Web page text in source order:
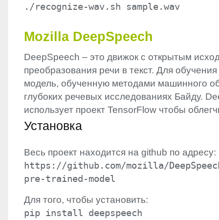
./recognize-wav.sh sample.wav
Mozilla DeepSpeech
DeepSpeech – это движок с открытым
преобразования речи в текст. Для
модель, обученную методами машинного
глубоких речевых исследованиях Байду.
использует проект TensorFlow чтобы
Установка
Весь проект находится на github по адресу:
https://github.com/mozilla/
pre-trained-model
Для того, чтобы установить:
pip install deepspeech